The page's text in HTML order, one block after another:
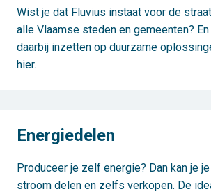
Wist je dat Fluvius instaat voor de
alle Vlaamse steden en gemeenten?
daarbij inzetten op duurzame
hier.
Energiedelen
Produceer je zelf energie? Dan kan je
stroom delen en zelfs verkopen. De